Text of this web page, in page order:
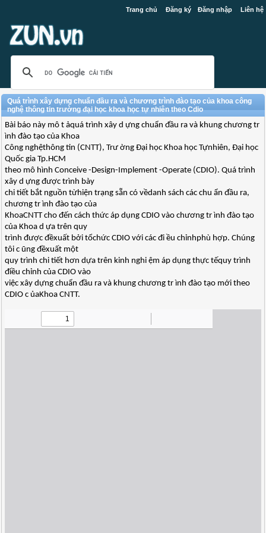
Trang chủ Đăng ký Đăng nhập Liên hệ
Quá trình xây dựng chuẩn đầu ra và chương trình đào tạo của khoa công
nghệ thông tin trường đại học khoa học tự nhiên theo Cdio
Bài báo này mô t ảquá trình xây d ựng chuẩn đầu ra và khung chương tr
ình đào tạo của Khoa
Công nghệthông tin (CNTT), Trư ờng Đại học Khoa học Tựnhiên, Đại học
Quốc gia Tp.HCM
theo mô hình Conceive -Design-Implement -Operate (CDIO). Quá trình
xây d ựng được trình bày
chi tiết bắt nguồn từhiện trạng sẵn có vềdanh sách các chu ẩn đầu ra,
chương tr ình đào tạo của
KhoaCNTT cho đến cách thức áp dụng CDIO vào chương tr ình đào tạo
của Khoa d ựa trên quy
trình được đềxuất bởi tổchức CDIO với các đi ều chỉnhphù hợp. Chúng
tôi c ũng đềxuất một
quy trình chi tiết hơn dựa trên kinh nghi ệm áp dụng thực tếquy trình
điều chỉnh của CDIO vào
việc xây dựng chuẩn đầu ra và khung chương tr ình đào tạo mới theo
CDIO c ủaKhoa CNTT.